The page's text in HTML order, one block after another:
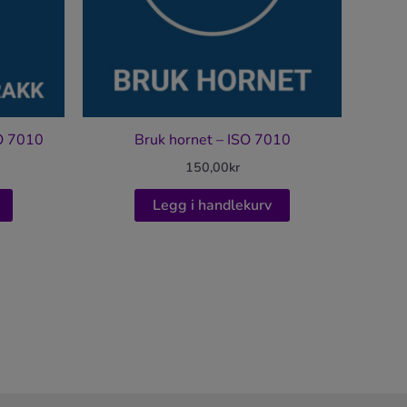
7010 Bruk hornet – ISO 7010
150,00kr
Legg i handlekurv